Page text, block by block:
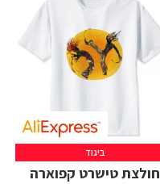
ביגוד
חולצת טישרט קפוארה